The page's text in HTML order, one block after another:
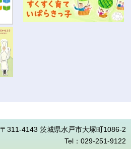
〒311-4143 茨城県水戸市大塚町1086-2
Tel：029-251-9122